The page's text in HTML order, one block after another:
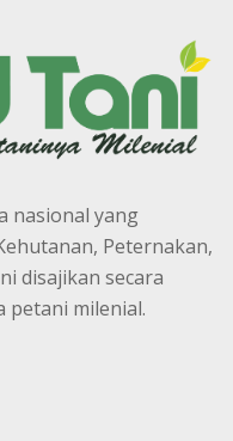
nasional yang
Peternakan,
disajikan secara
petani milenial.